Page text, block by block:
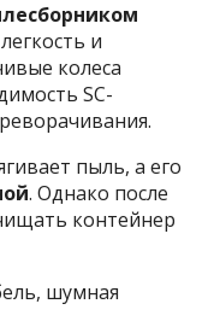
и
колеса
SC-
пыль, а его
. Однако после
контейнер
шумная